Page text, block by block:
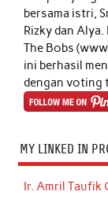
bersama istri,
Rizky dan
The Bobs
ini berhasil
dengan voting
MY LINKED IN
Ir. Amril Taufik